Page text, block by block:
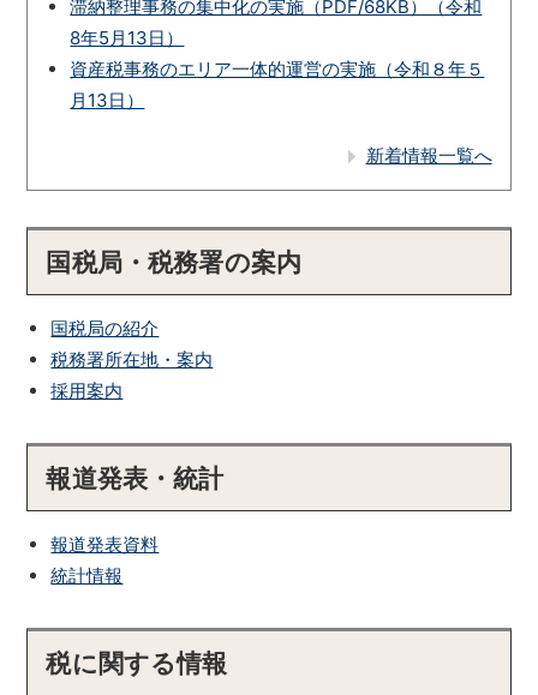
滞納整理事務の集中化の実施（PDF/68KB）（令和
8年5月13日）
資産税事務のエリア一体的運営の実施（令和８年５
月13日）
新着情報一覧へ
国税局・税務署の案内
国税局の紹介
税務署所在地・案内
採用案内
報道発表・統計
報道発表資料
統計情報
税に関する情報